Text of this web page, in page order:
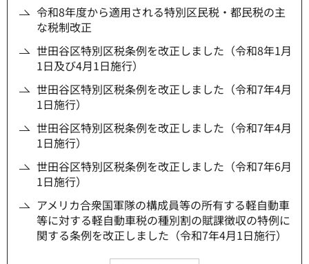
令和8年度から適用される特別区民税・都民税の主
な税制改正
世田谷区特別区税条例を改正しました（令和8年1月
1日及び4月1日施行）
世田谷区特別区税条例を改正しました（令和7年4月
1日施行）
世田谷区特別区税条例を改正しました（令和7年4月
1日施行）
世田谷区特別区税条例を改正しました（令和7年6月
1日施行）
アメリカ合衆国軍隊の構成員等の所有する軽自動車
等に対する軽自動車税の種別割の賦課徴収の特例に
関する条例を改正しました（令和7年4月1日施行）